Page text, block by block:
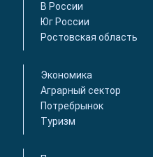
В России
Юг России
Ростовская область
Экономика
Аграрный сектор
Потребрынок
Туризм